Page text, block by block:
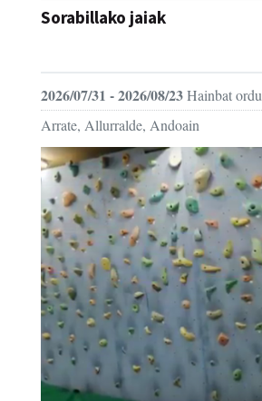
Sorabillako jaiak
2026/07/31 - 2026/08/23Hainbat ordu
Arrate, Allurralde, Andoain